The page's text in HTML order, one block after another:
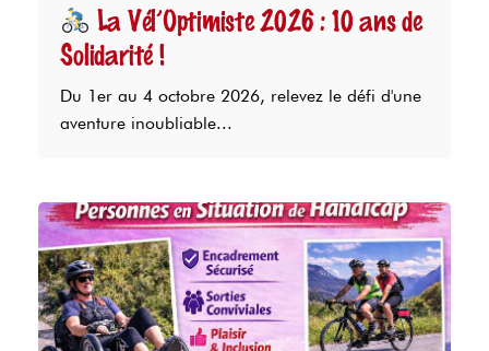
La Vél’Optimiste 2026 : 10 ans de
Solidarité !
Du 1er au 4 octobre 2026, relevez le défi d'une
aventure inoubliable...